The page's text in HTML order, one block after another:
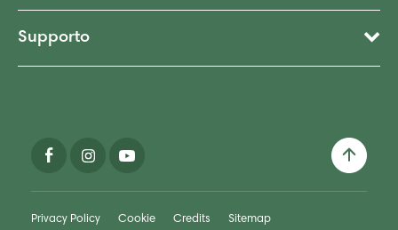
Supporto
Privacy Policy Cookie Credits Sitemap